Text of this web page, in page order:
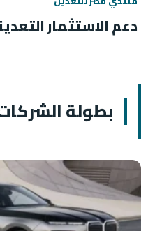
دعم الاستثمار
بطولة